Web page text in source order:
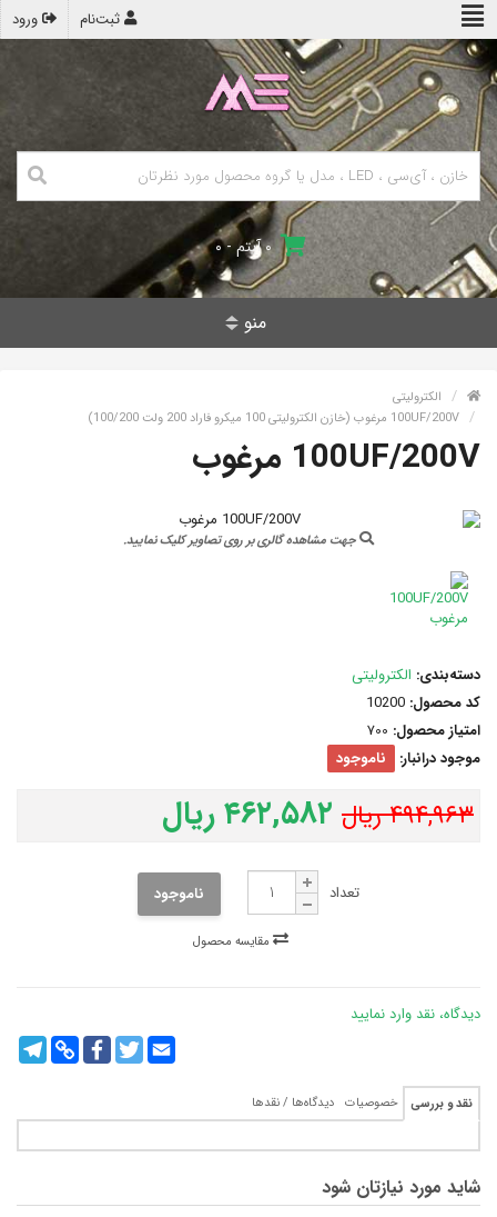
ورود ثبت‌نام
۰ آیتم - ۰
منو
الکترولیتی
100UF/200V مرغوب (خازن الکترولیتی 100 میکرو فاراد 200 ولت 100/200)
100UF/200V مرغوب
جهت مشاهده گالری بر روی تصاویر کلیک نمایید.
دسته‌بندی: الکترولیتی
کد محصول: 10200
امتیاز محصول: 700
موجود درانبار:
ناموجود
۴۹۴,۹۶۳ ریال ۴۶۲,۵۸۲ ریال
تعداد ناموجود
دیدگاه، نقد وارد نمایید
Copy
Link
FacebookTwitterEmail
نقد و بررسی خصوصیات دیدگاه‌ها / نقدها
شاید مورد نیازتان شود